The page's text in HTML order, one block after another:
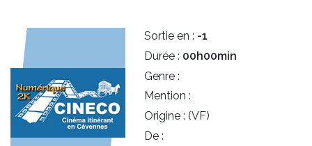
Sortie en : -1
Durée : 00h00min
Genre :
Mention :
Origine : (VF)
De :